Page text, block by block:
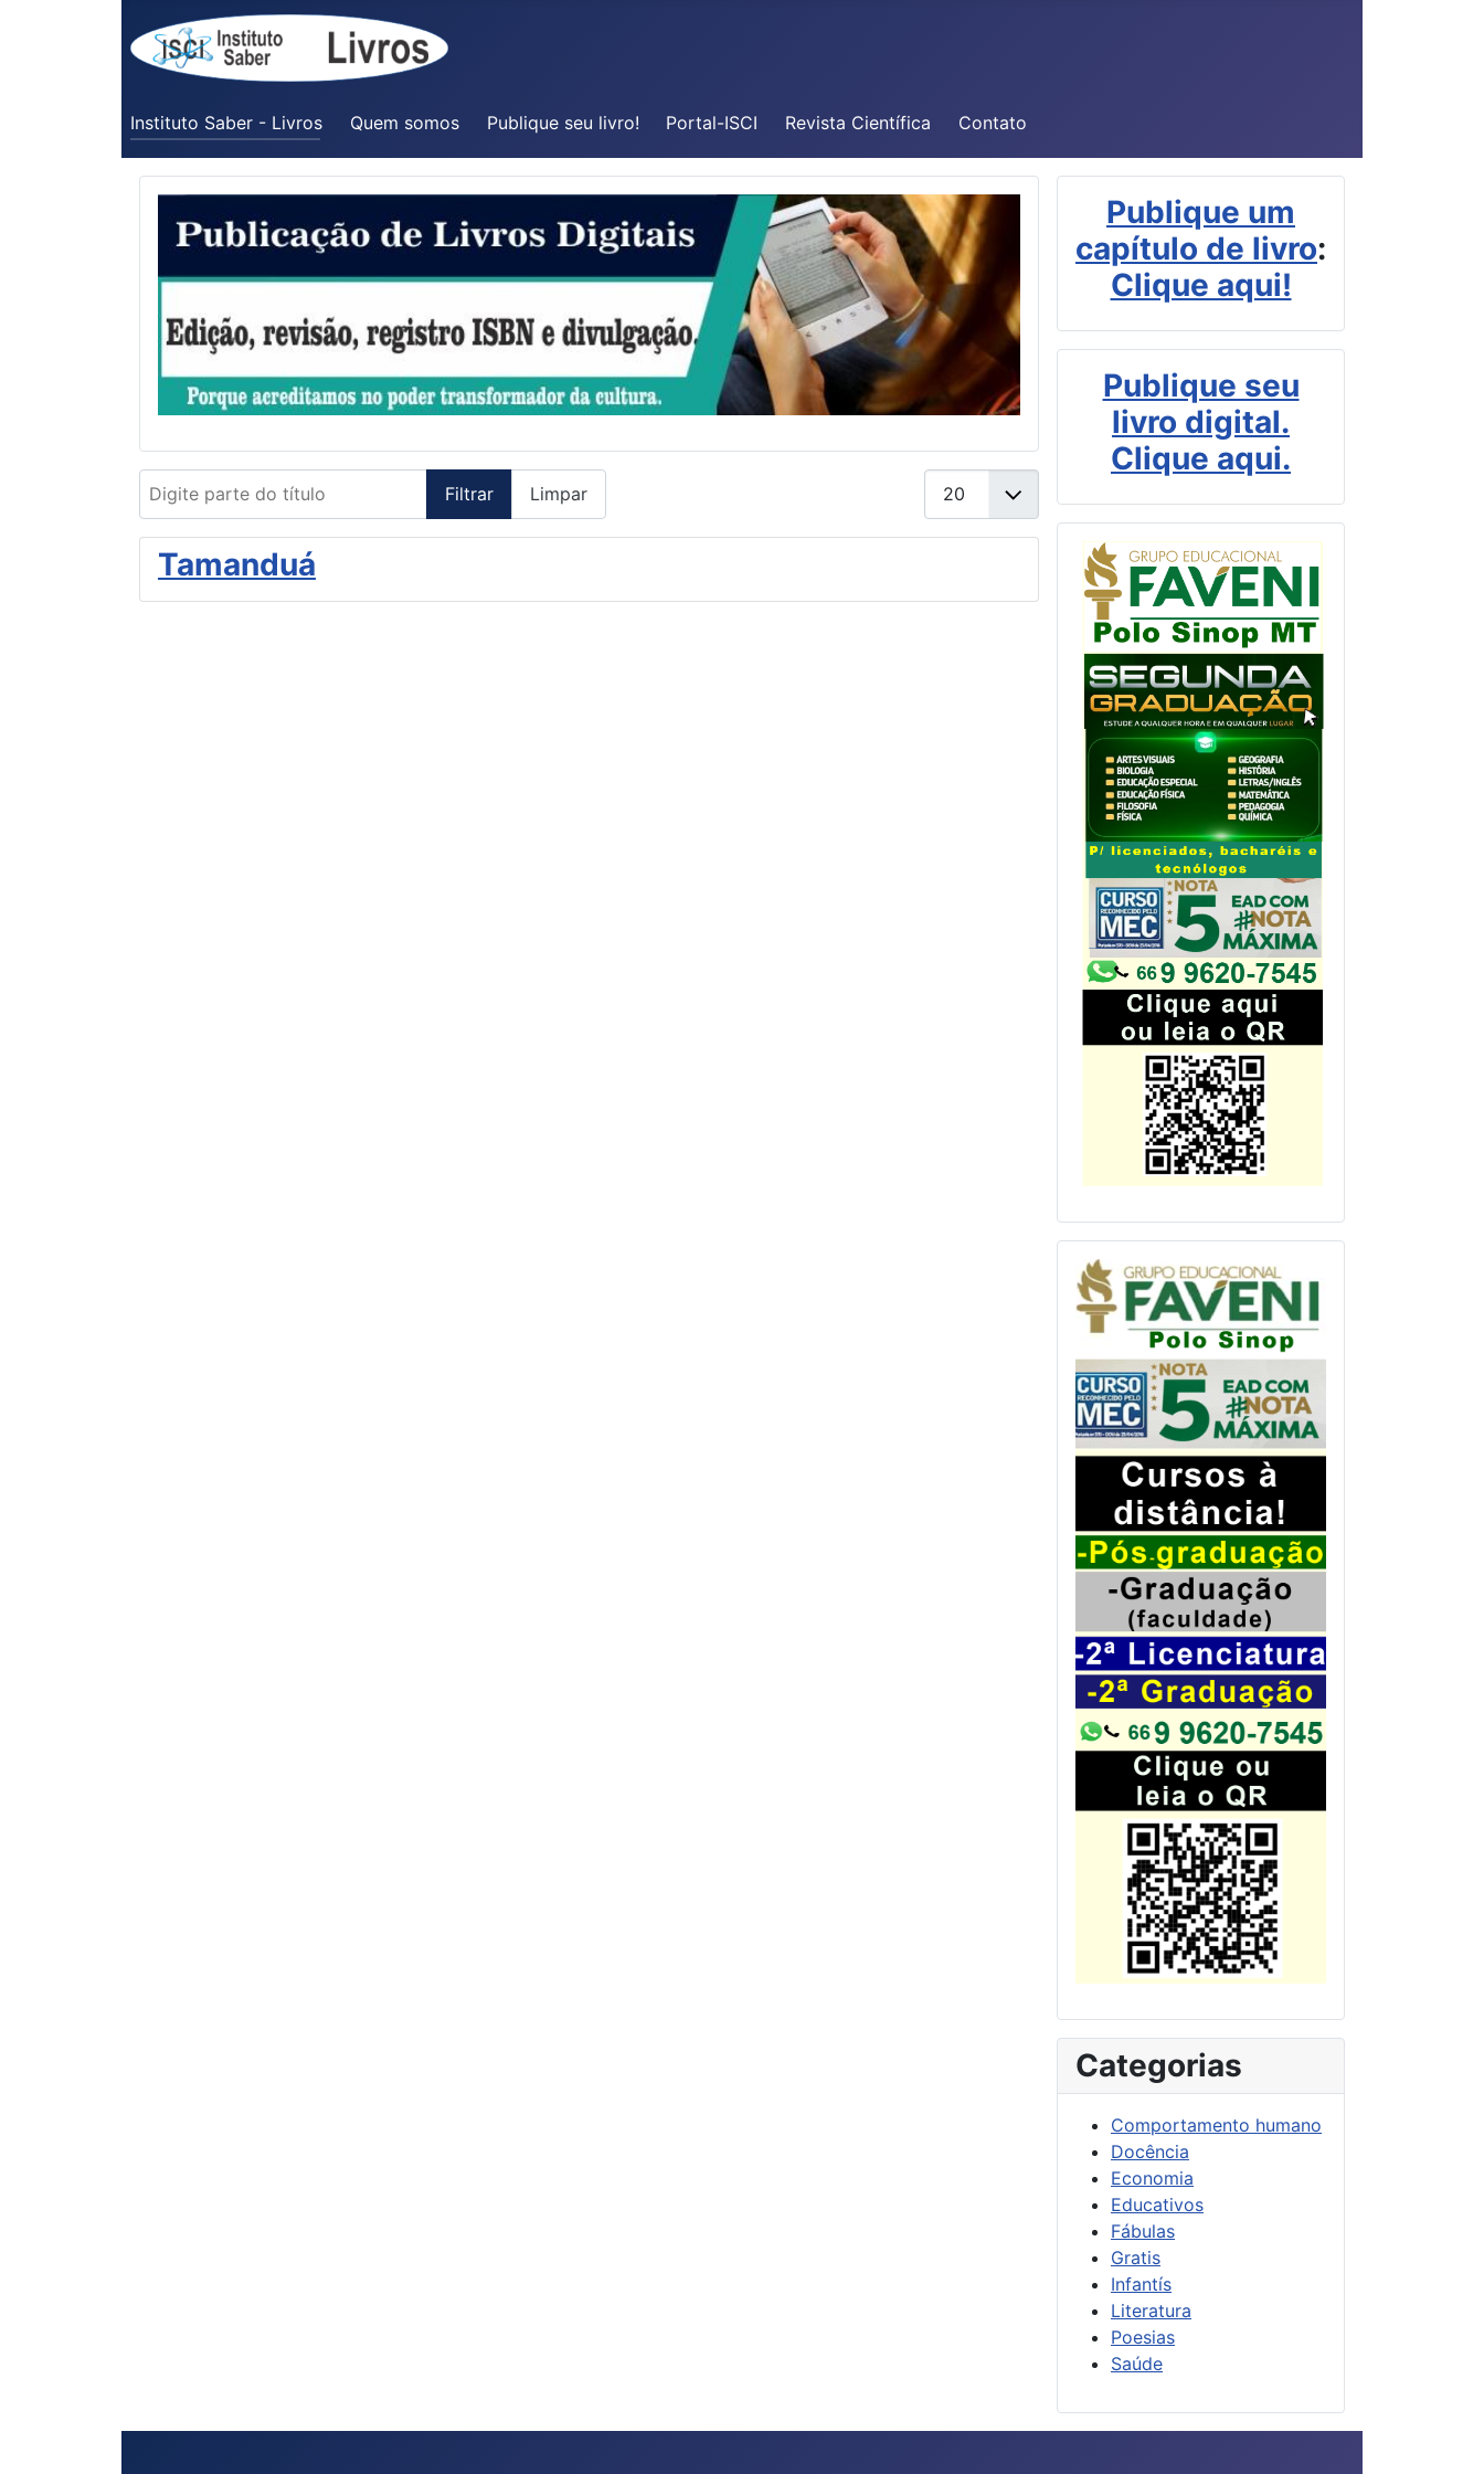
Instituto Saber - Livros Quem somos Publique seu livro! Portal-ISCI Revista Científica Contato
Digite parte do título
Filtrar Limpar
Tamanduá
Publique um
capítulo de livro:
Clique aqui!
Publique seu
livro digital.
Clique aqui.
Categorias
Comportamento humano
Docência
Economia
Educativos
Fábulas
Gratis
Infantís
Literatura
Poesias
Saúde